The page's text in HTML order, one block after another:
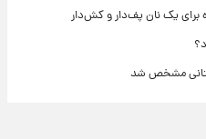
مشخص شد